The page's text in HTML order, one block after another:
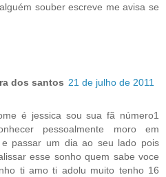
souber escreve me avisa se
dos santos 21 de julho de 2011
é jessica sou sua fã número1
pessoalmente moro em
passar um dia ao seu lado pois
esse sonho quem sabe voce
ti amo ti adolu muito tenho 16